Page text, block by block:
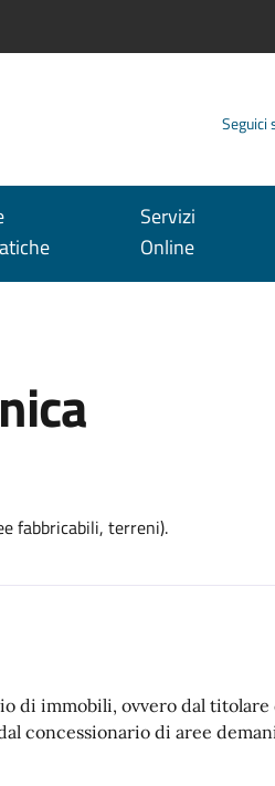
Seguici
Servizi
Online
fabbricabili, terreni).
di immobili, ovvero dal
concessionario di aree